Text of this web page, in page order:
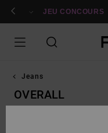
GRILLE
Se connecter / s'inscrire
JEU CONCOURS
Jeans
OVERALL